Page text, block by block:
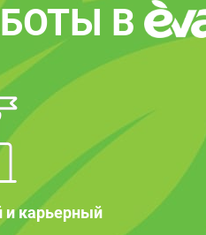
В
и карьерный